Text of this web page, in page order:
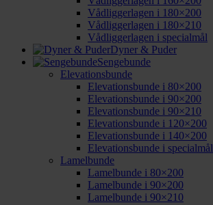
Vådliggerlagen i 180×200
Vådliggerlagen i 180×210
Vådliggerlagen i specialmål
Dyner & Puder
Sengebunde
Elevationsbunde
Elevationsbunde i 80×200
Elevationsbunde i 90×200
Elevationsbunde i 90×210
Elevationsbunde i 120×200
Elevationsbunde i 140×200
Elevationsbunde i specialmål
Lamelbunde
Lamelbunde i 80×200
Lamelbunde i 90×200
Lamelbunde i 90×210